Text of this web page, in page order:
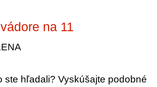
na 11
ste hľadali? Vyskúšajte podobné